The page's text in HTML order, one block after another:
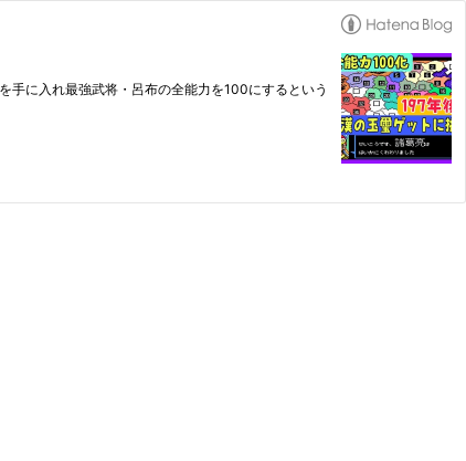
手に入れ最強武将・呂布の全能力を100にするという